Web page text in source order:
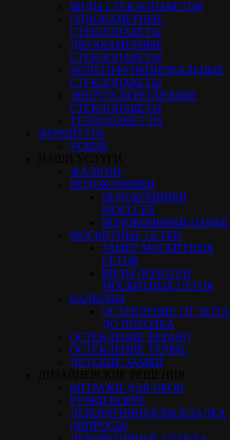
ВИДЫ СТЕКЛОПАКЕТОВ
ОДНОКАМЕРНЫЕ
СТЕКЛОПАКЕТЫ
ДВУХКАМЕРНЫЕ
СТЕКЛОПАКЕТЫ
МУЛЬТИФУНКЦИОНАЛЬНЫЕ
СТЕКЛОПАКЕТЫ
ЭНЕРГОСБЕРЕГАЮЩИЕ
СТЕКЛОПАКЕТЫ
ТЕПЛОПАКЕТ DS
ФУРНИТУРА
VORNE
ЖАЛЮЗИ
ПОДОКОННИКИ
ПОДОКОННИКИ
MOELLER
ПОДОКОННИКИ DANKE
МОСКИТНЫЕ СЕТКИ
ЗАМЕР МОСКИТНЫХ
СЕТОК
ВИДЫ ПОЛОТЕН
МОСКИТНЫХ СЕТОК
БАЛКОНЫ
ОСТЕКЛЕНИЕ ОТ ПОЛА
ДО ПОТОЛКА
ОСТЕКЛЕНИЕ ВЕРАНД
ОСТЕКЛЕНИЕ ТЕРРАС
ДЕТСКИЕ ЗАМКИ
ВИТРАЖИ ДЛЯ ОКОН
РУЧКИ HOPPE
ДЕКОРАТИВНАЯ РАСКЛАДКА
(ШПРОСЫ)